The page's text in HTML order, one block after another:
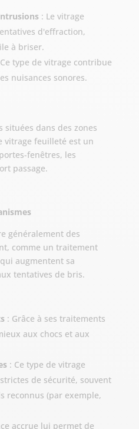
: Le vitrage
d'effraction,
à briser.
type de vitrage contribue
nuisances sonores.
dans des zones
vitrage feuilleté est un
fenêtres, les
passage.
généralement des
comme un traitement
augmentent sa
tentatives de bris.
: Grâce à ses traitements
aux chocs et aux
: Ce type de vitrage
de sécurité, souvent
reconnus (par exemple,
accrue lui permet de